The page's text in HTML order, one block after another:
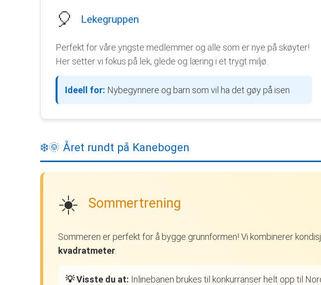
🎈 Lekegruppen
Perfekt for våre yngste medlemmer og alle som er nye på skøyter!
Her setter vi fokus på lek, glede og læring i et trygt miljø.
Ideell for: Nybegynnere og barn som vil ha det gøy på isen
❄️🌞 Året rundt på Kanebogen
☀️ Sommertrening
Sommeren er perfekt for å bygge grunnformen! Vi kombinerer
kvadratmeter.
💡 Visste du at: Inlinebanen brukes til konkurranser helt opp til